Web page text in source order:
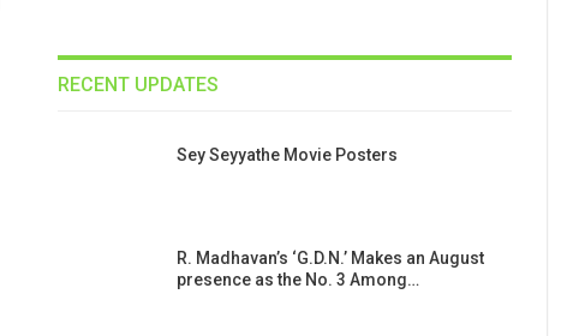
RECENT UPDATES
Sey Seyyathe Movie Posters
R. Madhavan’s ‘G.D.N.’ Makes an August
presence as the No. 3 Among…